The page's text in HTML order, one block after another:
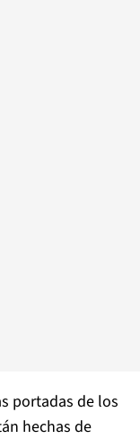
portadas de los
hechas de